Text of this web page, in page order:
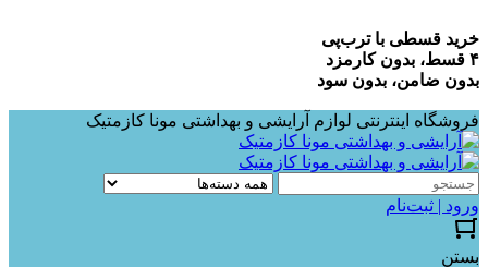
خرید قسطی با ترب‌پی
۴ قسط، بدون کارمزد
بدون ضامن، بدون سود
فروشگاه اینترنتی لوازم آرایشی و بهداشتی مونا کازمتیک
ورود | ثبت‌نام
بستن